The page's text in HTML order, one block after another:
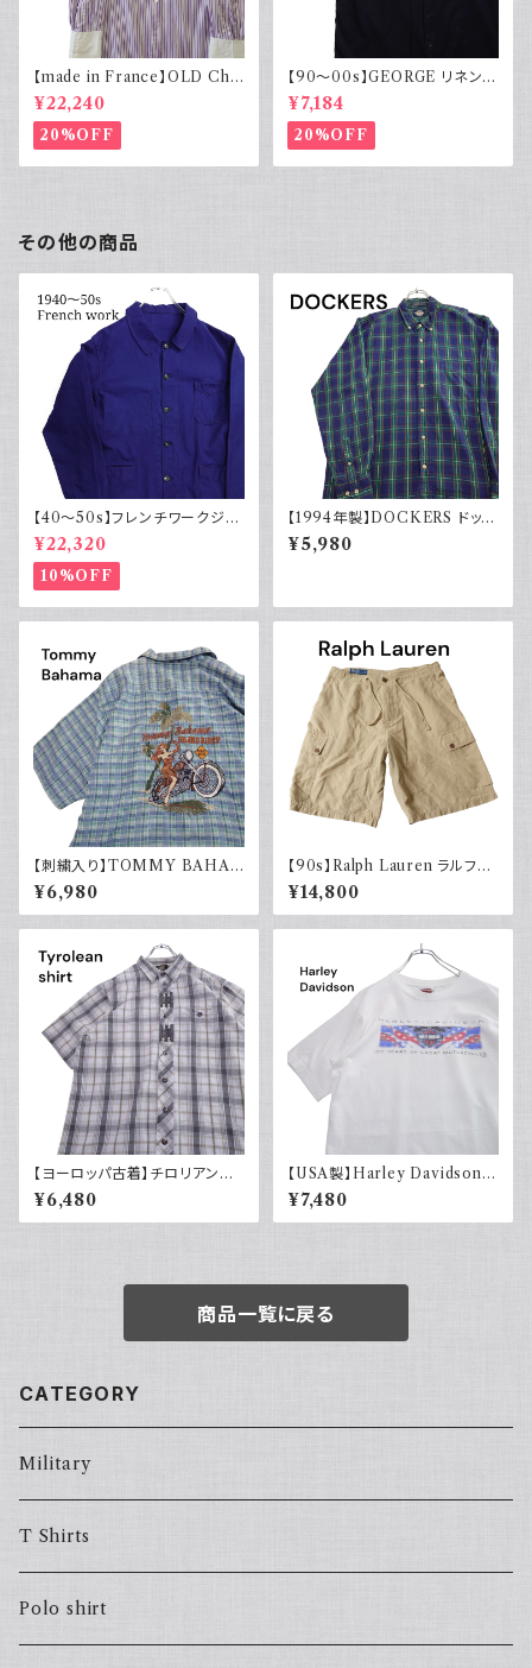
【made in France】OLD Cha
rvet ストライプ 切り替え 紫
¥22,240
20%OFF
【90～00s】GEORGE リネンレ
ーヨンシャツ 黒 ボックスシルエ
ット XL
¥7,184
20%OFF
その他の商品
【40～50s】フレンチワークジャ
ケット インディゴ Vポケット ヴィ
ンテージ
¥22,320
10%OFF
【1994年製】DOCKERS ドッカ
ーズ チェックシャツ ボタンダウ
ン 古着 アメカジ リーバイス 長
¥5,980
【刺繍入り】TOMMY BAHA
MA トミーバハマ オープンカラ
ーシャツ シルク100％ 開禁 古
着 アメカジ チェック
¥6,980
【90s】Ralph Lauren ラルフロ
ーレン カーゴショーツ シルクリ
ネンコットン イージーパンツ 古
着
¥14,800
【ヨーロッパ古着】チロリアンシ
ャツ 半袖 古着 チェック レトロ
ユーロ古着 ボックスシルエット
¥6,480
【USA製】Harley Davidson
ハーレーダビッドソン プリントT
シャツ 古着 ホワイト 白 2002
年 100周年
¥7,480
商品一覧に戻る
CATEGORY
Military
T Shirts
Polo shirt